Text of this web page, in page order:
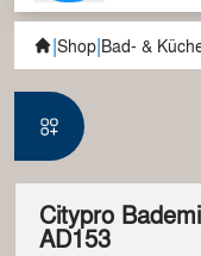
|Shop|Bad- &
Citypro
AD153